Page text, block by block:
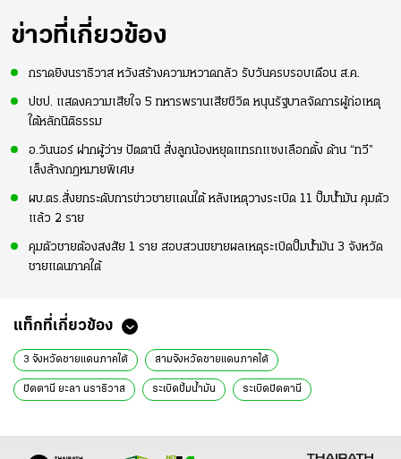
ข่าวที่เกี่ยวข้อง
กราดยิงนราธิวาส หวังสร้างความหวาดกลัว รับวันครบรอบเดือน ส.ค.
ปชป. แสดงความเสียใจ 5 ทหารพรานเสียชีวิต หนุนรัฐบาลจัดการผู้ก่อเหตุ
ใต้หลักนิติธรรม
อ.วันนอร์ ฝากผู้ว่าฯ ปัตตานี สั่งลูกน้องหยุดแทรกแซงเลือกตั้ง ด้าน “ทวี”
เล็งล้างกฎหมายพิเศษ
ผบ.ตร.สั่งยกระดับการข่าวชายแดนใต้ หลังเหตุวางระเบิด 11 ปั๊มน้ำมัน คุมตัว
แล้ว 2 ราย
คุมตัวชายต้องสงสัย 1 ราย สอบสวนขยายผลเหตุระเบิดปั๊มน้ำมัน 3 จังหวัด
ชายแดนภาคใต้
แท็กที่เกี่ยวข้อง
3 จังหวัดชายแดนภาคใต้ สามจังหวัดชายแดนภาคใต้
ปัตตานี ยะลา นราธิวาส ระเบิดปั้มน้ํามัน ระเบิดปัตตานี